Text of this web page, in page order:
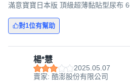
滿意寶寶日本版 頂級超薄黏貼型尿布
對1位有幫助
楊*慧
2025.05.07
賣家: 酷澎股份有限公司